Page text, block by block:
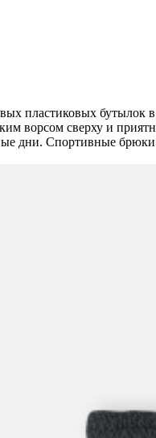
пластиковых бутылок в
ворсом сверху и
дни. Спортивные брюки